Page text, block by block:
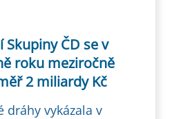
ČD se v
roku meziročně
2 miliardy Kč
dráhy vykázala v